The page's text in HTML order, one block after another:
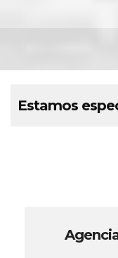
Estamos